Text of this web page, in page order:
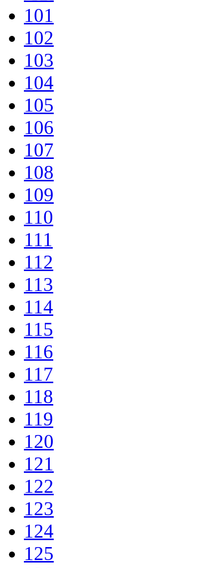
101
102
103
104
105
106
107
108
109
110
111
112
113
114
115
116
117
118
119
120
121
122
123
124
125